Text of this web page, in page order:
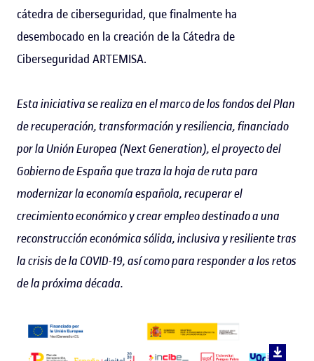
cátedra de ciberseguridad, que finalmente ha
desembocado en la creación de la Cátedra de
Ciberseguridad ARTEMISA.
Esta iniciativa se realiza en el marco de los fondos del Plan
de recuperación, transformación y resiliencia, financiado
por la Unión Europea (Next Generation), el proyecto del
Gobierno de España que traza la hoja de ruta para
modernizar la economía española, recuperar el
crecimiento económico y crear empleo destinado a una
reconstrucción económica sólida, inclusiva y resiliente tras
la crisis de la COVID-19, así como para responder a los retos
de la próxima década.